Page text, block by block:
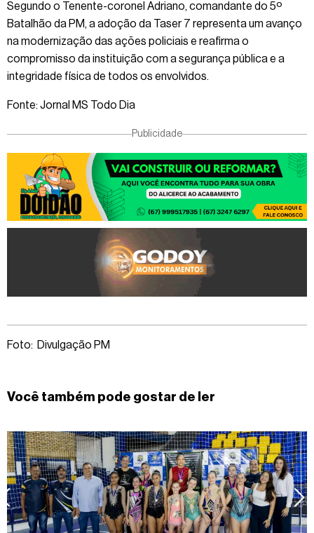
Segundo o Tenente-coronel Adriano, comandante do 5º
Batalhão da PM, a adoção da Taser 7 representa um avanço
na modernização das ações policiais e reafirma o
compromisso da instituição com a segurança pública e a
integridade física de todos os envolvidos.
Fonte: Jornal MS Todo Dia
Publicidade
Foto: Divulgação PM
Você também pode gostar de ler